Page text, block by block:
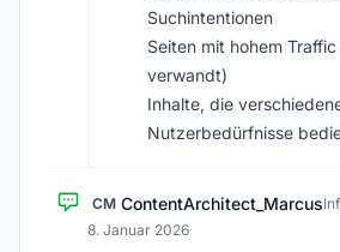
Suchintentionen
Seiten mit hohem
verwandt)
Inhalte, die
Nutzerbedürfnisse
CM ContentArchitect_Marcus
8. Januar 2026